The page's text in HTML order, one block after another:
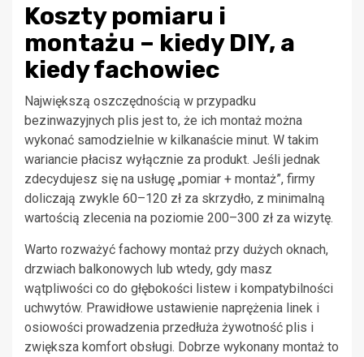
Koszty pomiaru i
montażu – kiedy DIY, a
kiedy fachowiec
Największą oszczędnością w przypadku
bezinwazyjnych plis jest to, że ich montaż można
wykonać samodzielnie w kilkanaście minut. W takim
wariancie płacisz wyłącznie za produkt. Jeśli jednak
zdecydujesz się na usługę „pomiar + montaż”, firmy
doliczają zwykle 60–120 zł za skrzydło, z minimalną
wartością zlecenia na poziomie 200–300 zł za wizytę.
Warto rozważyć fachowy montaż przy dużych oknach,
drzwiach balkonowych lub wtedy, gdy masz
wątpliwości co do głębokości listew i kompatybilności
uchwytów. Prawidłowe ustawienie naprężenia linek i
osiowości prowadzenia przedłuża żywotność plis i
zwiększa komfort obsługi. Dobrze wykonany montaż to